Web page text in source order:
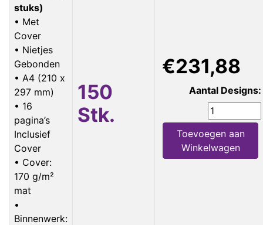
stuks)
• Met
Cover
• Nietjes
Gebonden
• A4 (210 x
297 mm)
• 16
pagina’s
Inclusief
Cover
• Cover:
170 g/m²
mat
•
Binnenwerk:
150
Stk.
€231,88
Aantal Designs:
Toevoegen aan
Winkelwagen